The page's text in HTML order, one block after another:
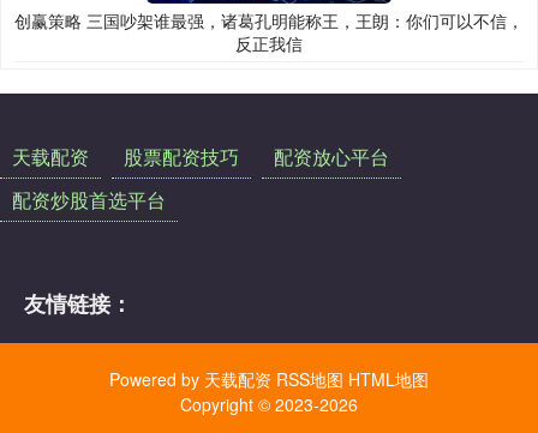
创赢策略 三国吵架谁最强，诸葛孔明能称王，王朗：你们可以不信，
反正我信
天载配资 股票配资技巧
配资放心平台
配资炒股首选平台
友情链接：
Powered by 天载配资 RSS地图 HTML地图
Copyright © 2023-2026